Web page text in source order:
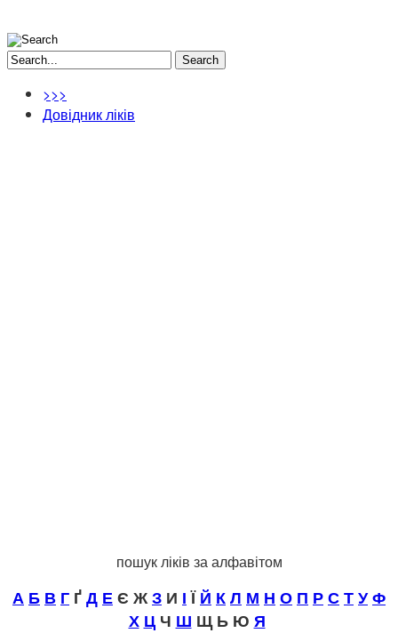
Search
>>>
Довідник ліків
пошук ліків за алфавітом
А Б В Г ҐД ЕЄ ЖЗ И ІЇЙ КЛ М Н О П РСТУФ
Х ЦЧ Ш Щ Ь Ю Я